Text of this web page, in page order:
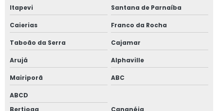
Janela de giro
Janela oscilo batente preço
Janela com persiana entre vidros
Janela sobrepor acústica
Itapevi Santana de Parnaíba
Caierias Franco da Rocha
Taboão da Serra Cajamar
Arujá Alphaville
Mairiporã ABC
ABCD
Bertioga
Cananéia